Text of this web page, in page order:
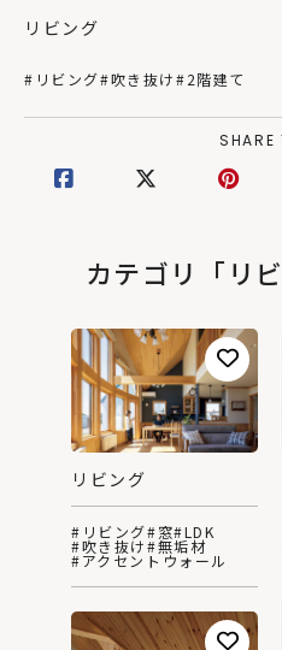
リビング
#リビング#吹き抜け#2階建て
SHARE
カテゴリ「リ
リビング
#リビング#窓#LDK
#吹き抜け#無垢材
#アクセントウォール